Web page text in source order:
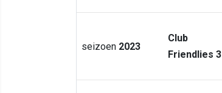
seizoen 2023
Club
Friendlies 3